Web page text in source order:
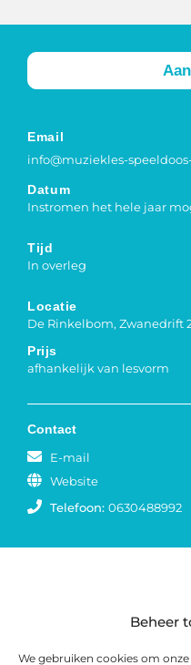
Beheer
We gebruiken cookies om
Email
info@muziekles-
Datum
Instromen het hele jaar
Tijd
In overleg
Locatie
De Rinkelbom, Zwanedrift
Prijs
afhankelijk van lesvorm
Contact
E-mail
Website
Telefoon: 0630488992